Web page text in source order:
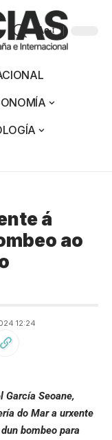
Aa
á
ao
12:24
García Seoane,
do Mar a urxente
bombeo para